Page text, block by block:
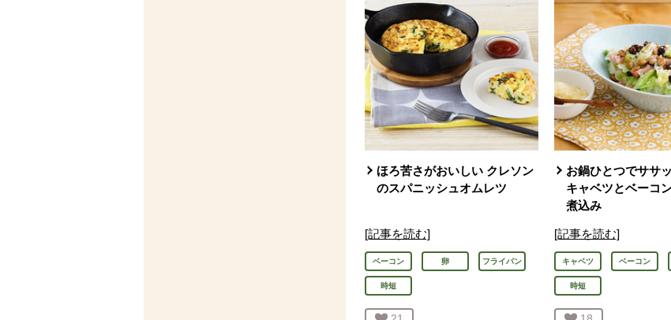
ほろ苦さがおいしい クレソン
のスパニッシュオムレツ
[記事を読む]
ベーコン 卵 フライパン
時短
お鍋ひとつでササ
キャベツとベーコ
煮込み
[記事を読む]
キャベツ ベーコン
時短